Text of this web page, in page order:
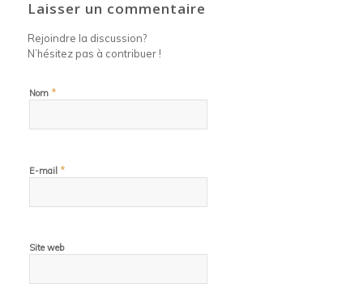
Laisser un commentaire
Rejoindre la discussion?
N’hésitez pas à contribuer !
Nom *
E-mail *
Site web